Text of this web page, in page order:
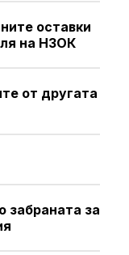
оставки
на НЗОК
от другата
забраната за